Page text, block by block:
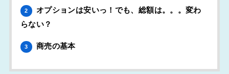
2
オプションは安いっ！でも、総額は。。。変わ
らない？
3 商売の基本